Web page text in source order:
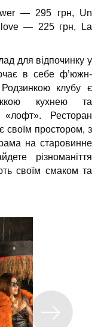
— 295 грн, Un
— 225 грн, La
для відпочинку у
в себе ф’южн-
клубу є
кухнею та
Ресторан
простором, з
на старовинне
різноманіття
своїм смаком та